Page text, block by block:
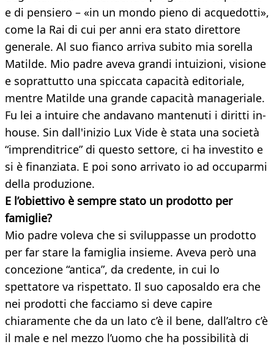
e di pensiero – «in un mondo pieno di acquedotti»,
come la Rai di cui per anni era stato direttore
generale. Al suo fianco arriva subito mia sorella
Matilde. Mio padre aveva grandi intuizioni, visione
e soprattutto una spiccata capacità editoriale,
mentre Matilde una grande capacità manageriale.
Fu lei a intuire che andavano mantenuti i diritti in-
house. Sin dall'inizio Lux Vide è stata una società
“imprenditrice” di questo settore, ci ha investito e
si è finanziata. E poi sono arrivato io ad occuparmi
della produzione.
E l’obiettivo è sempre stato un prodotto per
famiglie?
Mio padre voleva che si sviluppasse un prodotto
per far stare la famiglia insieme. Aveva però una
concezione “antica”, da credente, in cui lo
spettatore va rispettato. Il suo caposaldo era che
nei prodotti che facciamo si deve capire
chiaramente che da un lato c’è il bene, dall’altro c’è
il male e nel mezzo l’uomo che ha possibilità di